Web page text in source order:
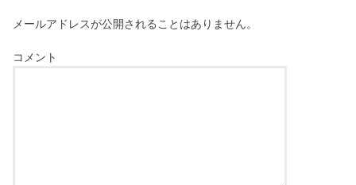
メールアドレスが公開されることはありません。
コメント